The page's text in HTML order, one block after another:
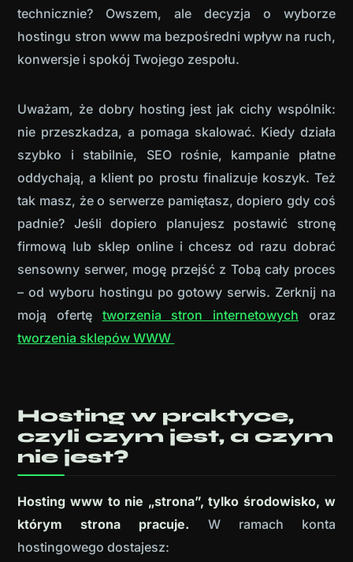
technicznie? Owszem, ale decyzja o wyborze
hostingu stron www ma bezpośredni wpływ na ruch,
konwersje i spokój Twojego zespołu.
Uważam, że dobry hosting jest jak cichy wspólnik:
nie przeszkadza, a pomaga skalować. Kiedy działa
szybko i stabilnie, SEO rośnie, kampanie płatne
oddychają, a klient po prostu finalizuje koszyk. Też
tak masz, że o serwerze pamiętasz, dopiero gdy coś
padnie? Jeśli dopiero planujesz postawić stronę
firmową lub sklep online i chcesz od razu dobrać
sensowny serwer, mogę przejść z Tobą cały proces
– od wyboru hostingu po gotowy serwis. Zerknij na
moją ofertę tworzenia stron internetowych oraz
tworzenia sklepów WWW
Hosting w praktyce,
czyli czym jest, a czym
nie jest?
Hosting www to nie „strona”, tylko środowisko, w
którym strona pracuje. W ramach konta
hostingowego dostajesz: